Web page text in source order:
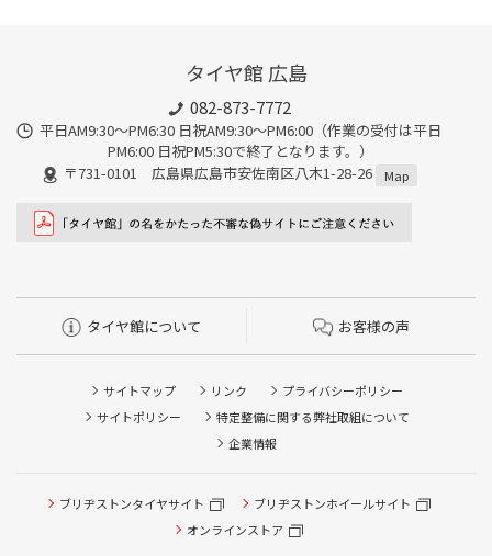
タイヤ館 広島
082-873-7772
平日AM9:30～PM6:30 日祝AM9:30〜PM6:00（作業の受付は平日
PM6:00 日祝PM5:30で終了となります。）
〒731-0101 広島県広島市安佐南区八木1-28-26
Map
タイヤ館について お客様の声
サイトマップ リンク
プライバシーポリシー
サイトポリシー
特定整備に関する弊社取組について
企業情報
ブリヂストンタイヤサイト
ブリヂストンホイールサイト
オンラインストア